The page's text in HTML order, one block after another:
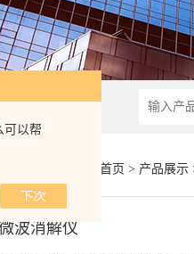
可以帮
首页 > 产品展示
波消解仪